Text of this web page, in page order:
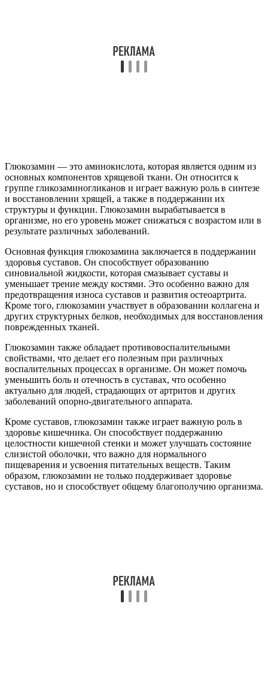
Глюкозамин — это аминокислота, которая является одним из
основных компонентов хрящевой ткани. Он относится к
группе гликозаминогликанов и играет важную роль в синтезе
и восстановлении хрящей, а также в поддержании их
структуры и функции. Глюкозамин вырабатывается в
организме, но его уровень может снижаться с возрастом или в
результате различных заболеваний.
Основная функция глюкозамина заключается в поддержании
здоровья суставов. Он способствует образованию
синовиальной жидкости, которая смазывает суставы и
уменьшает трение между костями. Это особенно важно для
предотвращения износа суставов и развития остеоартрита.
Кроме того, глюкозамин участвует в образовании коллагена и
других структурных белков, необходимых для восстановления
поврежденных тканей.
Глюкозамин также обладает противовоспалительными
свойствами, что делает его полезным при различных
воспалительных процессах в организме. Он может помочь
уменьшить боль и отечность в суставах, что особенно
актуально для людей, страдающих от артритов и других
заболеваний опорно-двигательного аппарата.
Кроме суставов, глюкозамин также играет важную роль в
здоровье кишечника. Он способствует поддержанию
целостности кишечной стенки и может улучшать состояние
слизистой оболочки, что важно для нормального
пищеварения и усвоения питательных веществ. Таким
образом, глюкозамин не только поддерживает здоровье
суставов, но и способствует общему благополучию организма.